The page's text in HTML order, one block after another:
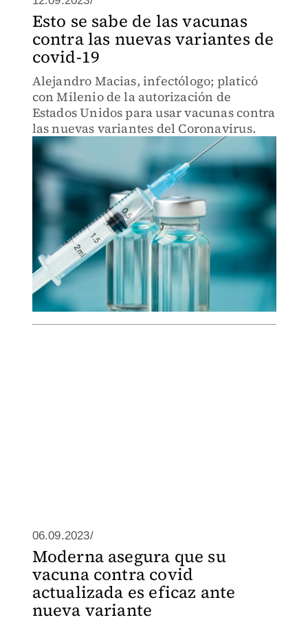
Esto se sabe de las vacunas
contra las nuevas variantes de
covid-19
Alejandro Macias, infectólogo; platicó
con Milenio de la autorización de
Estados Unidos para usar vacunas contra
las nuevas variantes del Coronavirus.
06.09.2023/
Moderna asegura que su
vacuna contra covid
actualizada es eficaz ante
nueva variante